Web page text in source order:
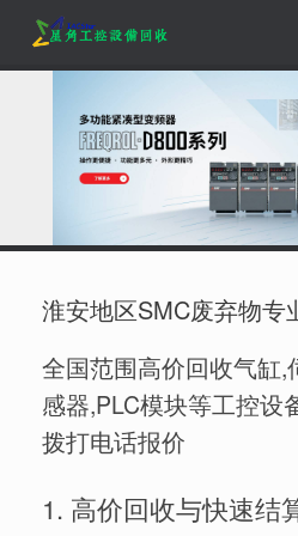
content
淮安地区SMC废弃物专
全国范围高价回收气缸,
感器,PLC模块等工控设
拨打电话报价
1. 高价回收与快速结